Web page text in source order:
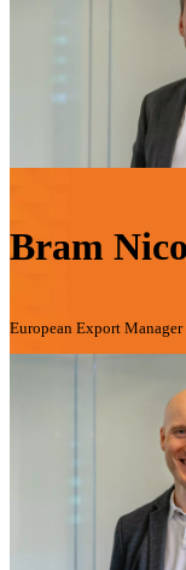
Bram
European Export Manager